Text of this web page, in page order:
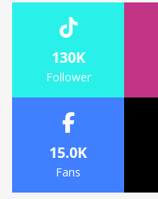
130K
Follower
15.0K
Fans